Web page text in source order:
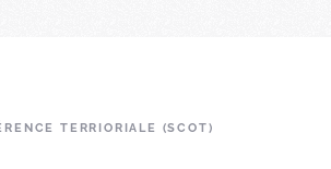
TERRIORIALE (SCOT)